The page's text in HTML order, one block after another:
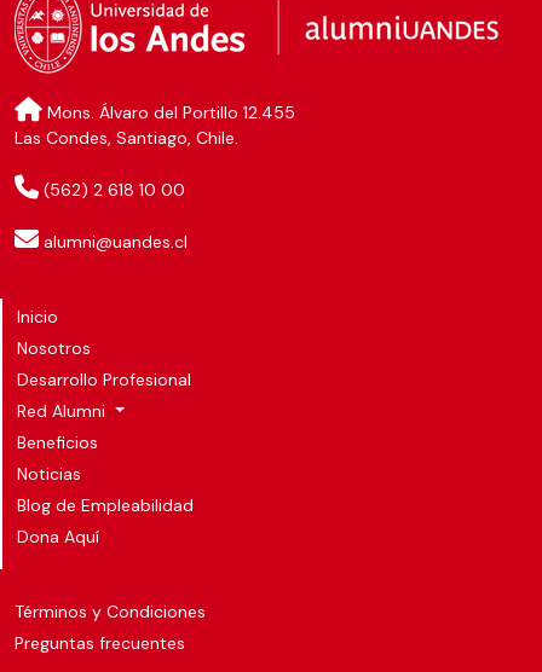
Mons. Álvaro del Portillo 12.455
Las Condes, Santiago, Chile.
(562) 2 618 10 00
alumni@uandes.cl
Inicio
Nosotros
Desarrollo Profesional
Red Alumni
Beneficios
Noticias
Blog de Empleabilidad
Dona Aquí
Términos y Condiciones
Preguntas frecuentes